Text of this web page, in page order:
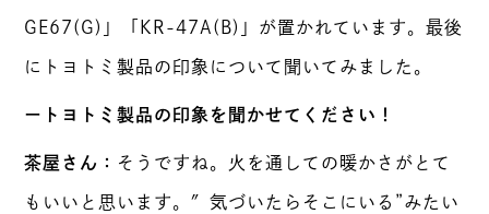
GE67(G)」「KR-47A(B)」が置かれています。最後
にトヨトミ製品の印象について聞いてみました。
ートヨトミ製品の印象を聞かせてください！
茶屋さん： そうですね。火を通しての暖かさがとて
もいいと思います。″気づいたらそこにいる”みたい